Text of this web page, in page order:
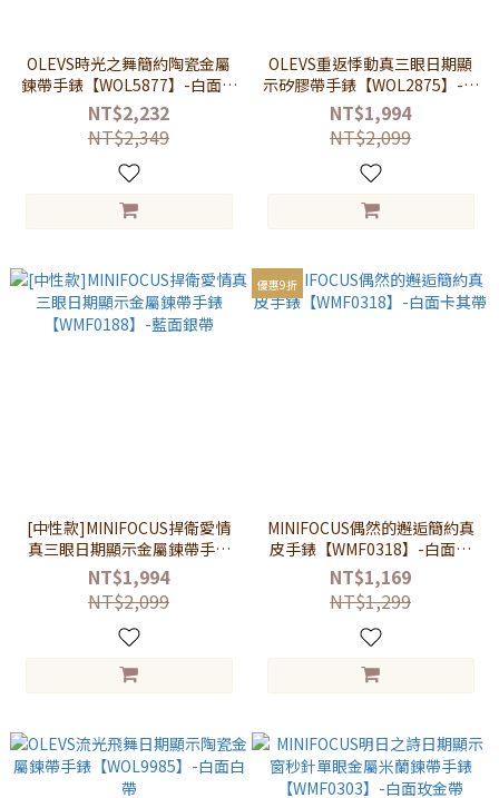
OLEVS時光之舞簡約陶瓷金屬
鍊帶手錶【WOL5877】-白面白
帶
NT$2,232
NT$2,349
OLEVS重返悸動真三眼日期顯
示矽膠帶手錶【WOL2875】-白
面黑帶
NT$1,994
NT$2,099
[中性款]MINIFOCUS捍衛愛情
真三眼日期顯示金屬鍊帶手錶
【WMF0188】-藍面銀帶
NT$1,994
NT$2,099
優惠9折
MINIFOCUS偶然的邂逅簡約真
皮手錶【WMF0318】-白面卡
其帶
NT$1,169
NT$1,299